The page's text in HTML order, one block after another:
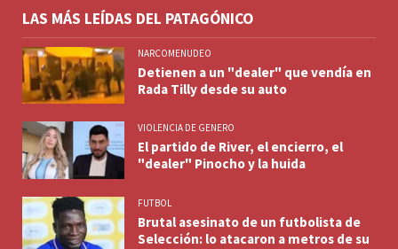
LAS MÁS LEÍDAS DEL PATAGÓNICO
NARCOMENUDEO
Detienen a un "dealer" que vendía en
Rada Tilly desde su auto
VIOLENCIA DE GENERO
El partido de River, el encierro, el
"dealer" Pinocho y la huida
FUTBOL
Brutal asesinato de un futbolista de
Selección: lo atacaron a metros de su